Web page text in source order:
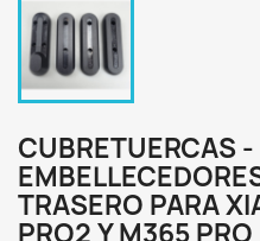
CUBRETUERCAS -
TRASERO PARA
PRO2 Y M365 PRO